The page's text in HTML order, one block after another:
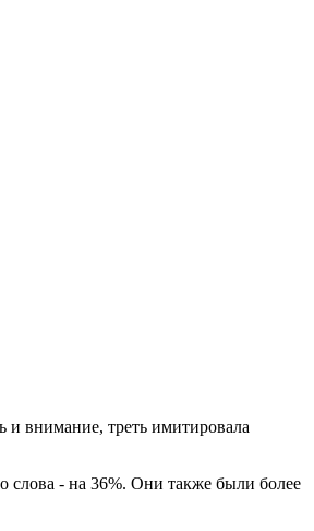
и внимание, треть имитировала
слова - на 36%. Они также были более